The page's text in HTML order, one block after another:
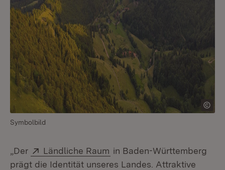
Symbolbild
„Der Extern:
Ländliche Raum (Öffnet in neuem Fenster)
in Baden-Württemberg
prägt die Identität unseres Landes. Attraktive